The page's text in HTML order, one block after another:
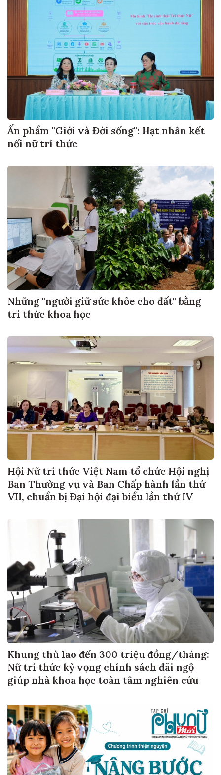
Ấn phẩm "Giới và Đời sống": Hạt nhân kết
nối nữ trí thức
Những "người giữ sức khỏe cho đất" bằng
tri thức khoa học
Hội Nữ trí thức Việt Nam tổ chức Hội nghị
Ban Thường vụ và Ban Chấp hành lần thứ
VII, chuẩn bị Đại hội đại biểu lần thứ IV
Khung thù lao đến 300 triệu đồng/tháng:
Nữ trí thức kỳ vọng chính sách đãi ngộ
giúp nhà khoa học toàn tâm nghiên cứu